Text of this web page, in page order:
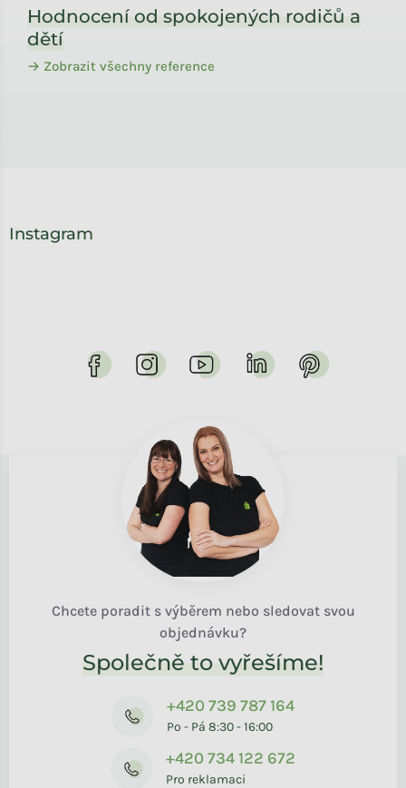
Hodnocení od spokojených rodičů a
dětí
→ Zobrazit všechny reference
Instagram
Chcete poradit s výběrem nebo sledovat svou
objednávku?
Společně to vyřešíme!
+420 739 787 164
Po - Pá 8:30 - 16:00
+420 734 122 672
Pro reklamaci